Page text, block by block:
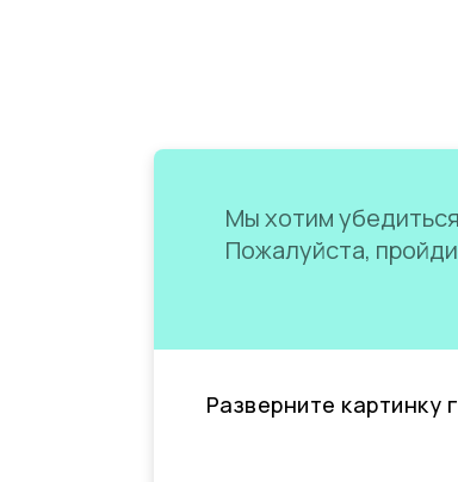
Мы хотим
Пожалуйста,
Разверните картинку